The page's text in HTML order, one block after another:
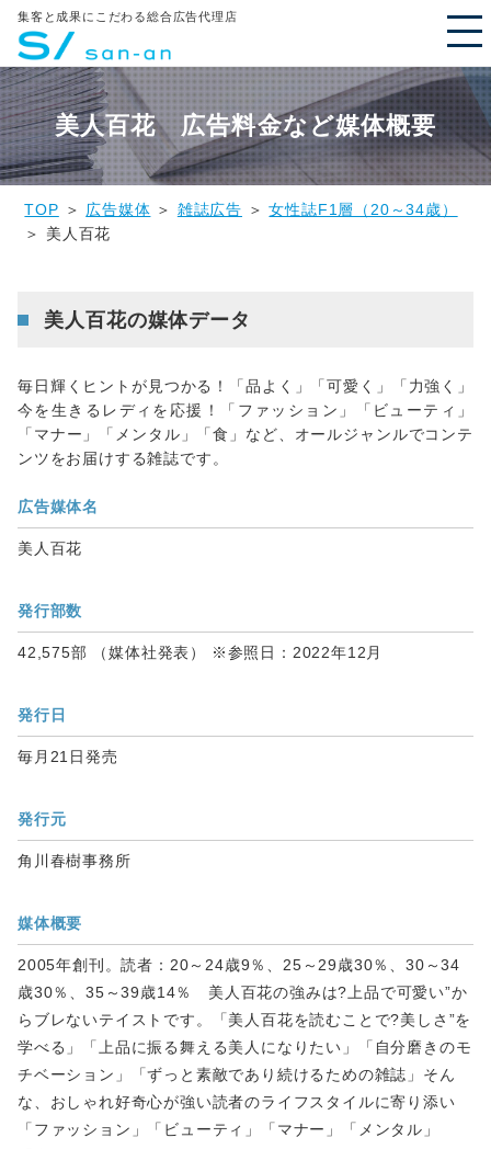
集客と成果にこだわる総合広告代理店
美人百花 広告料金など媒体概要
TOP ＞ 広告媒体 ＞ 雑誌広告 ＞女性誌F1層（20～34歳）
＞ 美人百花
美人百花の媒体データ
毎日輝くヒントが見つかる！「品よく」「可愛く」「力強く」
今を生きるレディを応援！「ファッション」「ビューティ」
「マナー」「メンタル」「食」など、オールジャンルでコンテ
ンツをお届けする雑誌です。
広告媒体名
美人百花
発行部数
42,575部 （媒体社発表） ※参照日：2022年12月
発行日
毎月21日発売
発行元
角川春樹事務所
媒体概要
2005年創刊。読者：20～24歳9％、25～29歳30％、30～34
歳30％、35～39歳14％ 美人百花の強みは?上品で可愛い”か
らブレないテイストです。「美人百花を読むことで?美しさ”を
学べる」「上品に振る舞える美人になりたい」「自分磨きのモ
チベーション」「ずっと素敵であり続けるための雑誌」そん
な、おしゃれ好奇心が強い読者のライフスタイルに寄り添い
「ファッション」「ビューティ」「マナー」「メンタル」